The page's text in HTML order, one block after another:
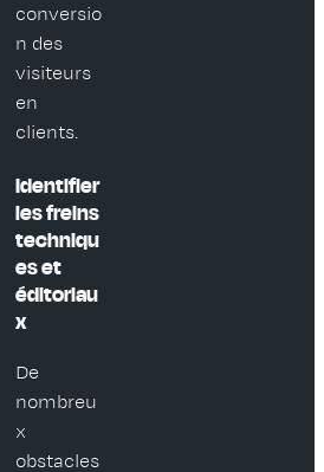
conversio
n des
visiteurs
en
clients.
Identifier
les freins
techniqu
es et
éditoriau
x
De
nombreu
x
obstacles